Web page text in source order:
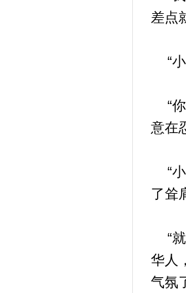
差点
“小
“你
意在
“小
了耸
“就
华人
气氛